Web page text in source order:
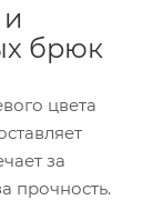
брюк
цвета
за
прочность.